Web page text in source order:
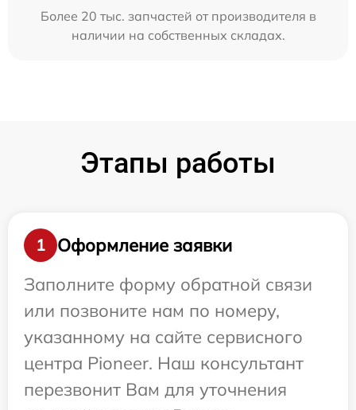
Более 20 тыс. запчастей от производителя в
наличии на собственных складах.
Этапы работы
1
Оформление заявки
Заполните форму обратной связи
или позвоните нам по номеру,
указанному на сайте сервисного
центра Pioneer. Наш консультант
перезвонит Вам для уточнения